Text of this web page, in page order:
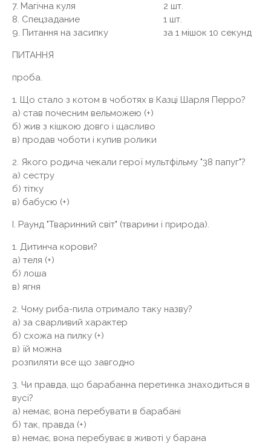
7. Магічна куля
2 шт.
8. Спецзадание
1 шт.
9. Питання на засипку
за 1 мішок 10 секунд
ПИТАННЯ
проба.
1. Що стало з котом в чоботях в Казці Шарля Перро?
а) став почесним вельможею (+)
б) жив з кішкою довго і щасливо
в) продав чоботи і купив ролики
2. Якого родича чекали герої мультфільму "38 папуг"?
а) сестру
б) тітку
в) бабусю (+)
I. Раунд "Тваринний світ" (тварини і природа).
1. Дитинча корови?
а) теля (+)
б) лоша
в) ягня
2. Чому риба-пила отримало таку назву?
а) за сварливий характер
б) схожа на пилку (+)
в) їй можна
розпиляти все що завгодно
3. Чи правда, що барабанна перетинка знаходиться в
вусі?
а) немає, вона перебувати в барабані
б) так, правда (+)
в) немає, вона перебуває в животі у барана